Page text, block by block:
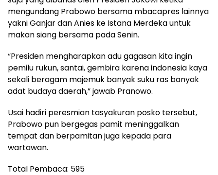
mengundang Prabowo bersama mbacapres lainnya
yakni Ganjar dan Anies ke Istana Merdeka untuk
makan siang bersama pada Senin.
“Presiden mengharapkan adu gagasan kita ingin
pemilu rukun, santai, gembira karena indonesia kaya
sekali beragam majemuk banyak suku ras banyak
adat budaya daerah,” jawab Pranowo.
Usai hadiri peresmian tasyakuran posko tersebut,
Prabowo pun bergegas pamit meninggalkan
tempat dan berpamitan juga kepada para
wartawan.
Total Pembaca: 595